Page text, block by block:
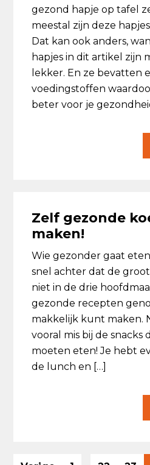
gezond hapje op tafel
meestal zijn deze
Dat kan ook anders,
hapjes in dit artikel zijn
lekker. En ze bevatten
voedingstoffen
beter voor je
Zelf gezonde
maken!
Wie gezonder gaat
snel achter dat de
niet in de drie
gezonde recepten
makkelijk kunt maken.
vooral mis bij de snacks
moeten eten! Je hebt
de lunch en […]
Interim